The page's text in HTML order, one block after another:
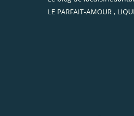
LE PARFAIT-AMOUR ,